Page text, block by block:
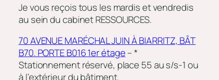
Je vous reçois tous les mardis et vendredis
au sein du cabinet RESSOURCES.
70 AVENUE MARÉCHAL JUIN À BIARRITZ, BÂT
B70. PORTE B016 1er étage– *
Stationnement réservé, place 55 au s/s-1 ou
à l’extérieur du bâtiment.